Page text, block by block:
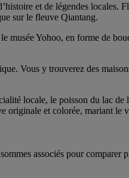
et de légendes locales.
sur le fleuve Qiantang.
musée Yohoo, en forme de
Vous y trouverez des
locale, le poisson du lac de
originale et colorée, mariant le
associés pour comparer